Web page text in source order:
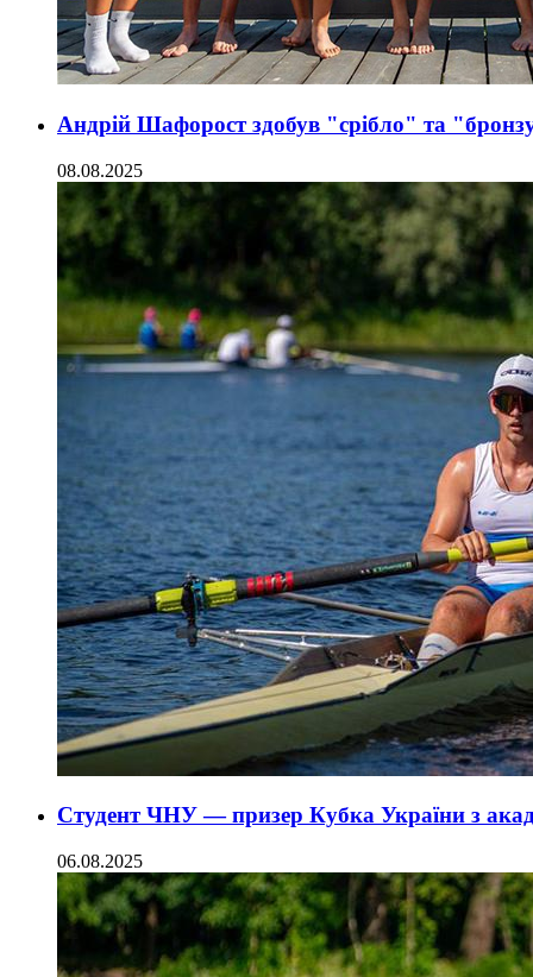
Андрій Шафорост здобув "срібло" та
08.08.2025
Студент ЧНУ — призер Кубка України з
06.08.2025